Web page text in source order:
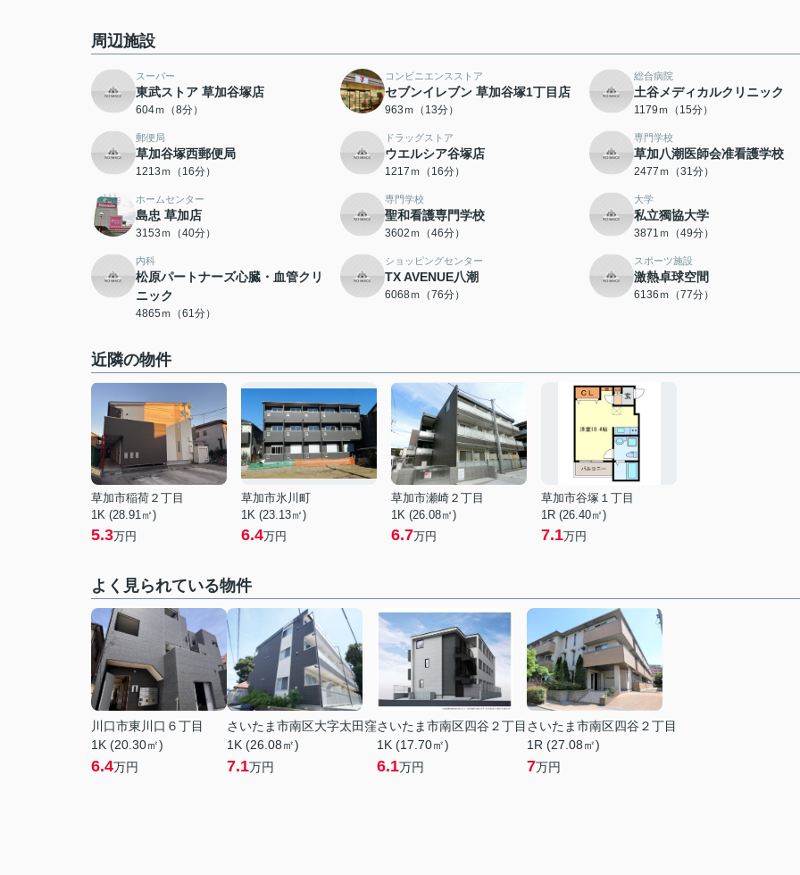
周辺施設
スーパー
東武ストア 草加谷塚店
604ｍ（8分）
コンビニエンスストア
セブンイレブン 草加谷塚1丁目店
963ｍ（13分）
総合病院
土谷メディカルクリニック
1179ｍ（15分）
郵便局
草加谷塚西郵便局
1213ｍ（16分）
ドラッグストア
ウエルシア谷塚店
1217ｍ（16分）
専門学校
草加八潮医師会准看護学校
2477ｍ（31分）
ホームセンター
島忠 草加店
3153ｍ（40分）
専門学校
聖和看護専門学校
3602ｍ（46分）
大学
私立獨協大学
3871ｍ（49分）
内科
松原パートナーズ心臓・血管クリ
ニック
4865ｍ（61分）
ショッピングセンター
TX AVENUE八潮
6068ｍ（76分）
スポーツ施設
激熱卓球空間
6136ｍ（77分）
近隣の物件
草加市稲荷２丁目
1K (28.91㎡)
5.3万円
草加市氷川町
1K (23.13㎡)
6.4万円
草加市瀬崎２丁目
1K (26.08㎡)
6.7万円
草加市谷塚１丁目
1R (26.40㎡)
7.1万円
よく見られている物件
川口市東川口６丁目
1K (20.30㎡)
6.4万円
さいたま市南区大字太田窪
1K (26.08㎡)
7.1万円
さいたま市南区四谷２丁目
1K (17.70㎡)
6.1万円
さいたま市南区四谷２丁目
1R (27.08㎡)
7万円